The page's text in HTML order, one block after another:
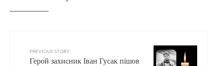
PREVIOUS STORY
Герой захисник Іван Гусак пішов